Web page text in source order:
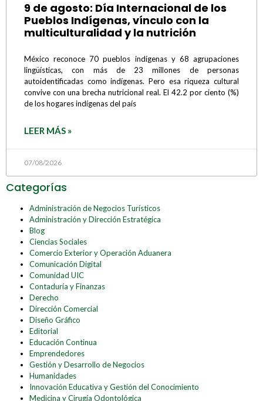
9 de agosto: Día Internacional de los
Pueblos Indígenas, vínculo con la
multiculturalidad y la nutrición
México reconoce 70 pueblos indígenas y 68 agrupaciones
lingüísticas, con más de 23 millones de personas
autoidentificadas como indígenas. Pero esa riqueza cultural
convive con una brecha nutricional real. El 42.2 por ciento (%)
de los hogares indígenas del país
LEER MÁS »
07/08/2026
Categorías
Administración de Negocios Turísticos
Administración y Dirección Estratégica
Blog
Ciencias Sociales
Comercio Exterior y Operación Aduanera
Comunicación Digital
Comunidad UIC
Contaduría y Finanzas
Derecho
Dirección Comercial
Diseño Gráfico
Editorial
Educación Continua
Emprendedores
Gestión y Desarrollo de Negocios
Humanidades
Innovación Educativa y Gestión del Conocimiento
Medicina y Cirugía Odontológica